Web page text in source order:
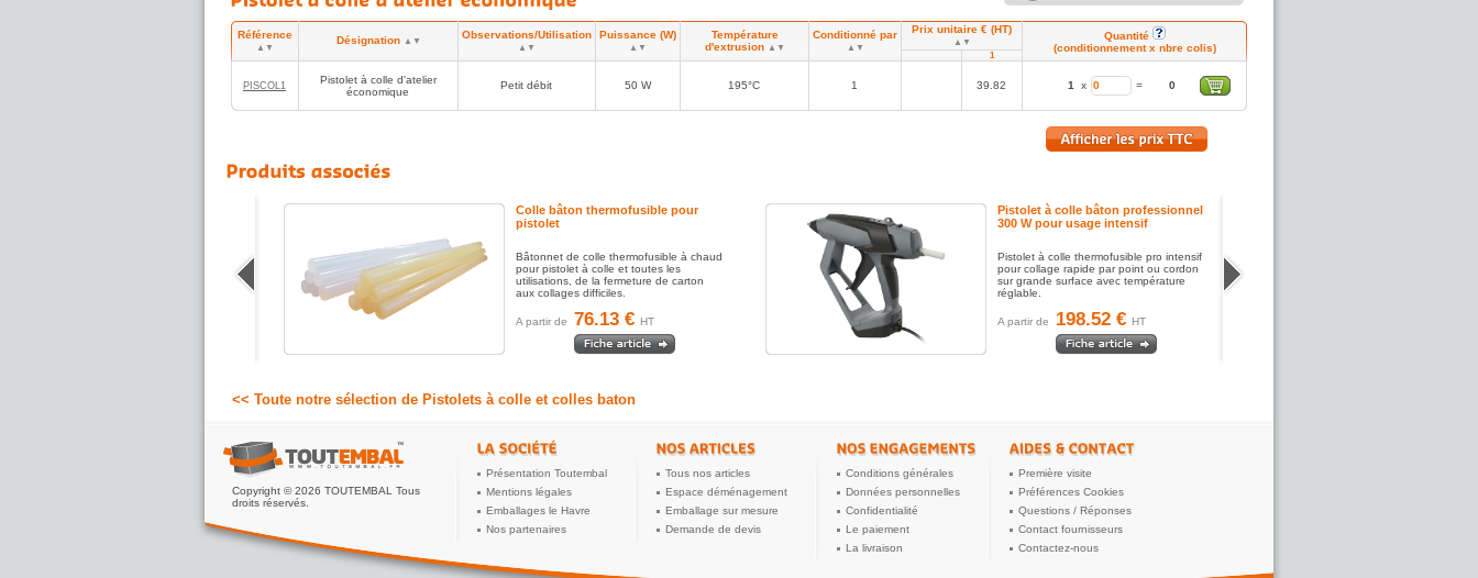
Référence
▲▼
Désignation ▲▼
Observations/Utilisation
▲▼
Puissance (W)
▲▼
Température
d'extrusion ▲▼
Conditionné par
▲▼
Prix unitaire € (HT)
▲▼
Quantité
(conditionnement x nbre colis)
1
PISCOL1
Pistolet à colle d'atelier
économique
Petit débit 50 W 195°C 1 39.82 1 x = 0
facile, précis et rapide sur tous supports.
Colle bâton thermofusible pour
pistolet
Bâtonnet de colle thermofusible à chaud
pour pistolet à colle et toutes les
utilisations, de la fermeture de carton
aux collages difficiles.
A partir de 76.13 € HT
Pistolet à colle bâton professionnel
300 W pour usage intensif
Pistolet à colle thermofusible pro intensif
pour collage rapide par point ou cordon
sur grande surface avec température
réglable.
A partir de 198.52 € HT
<< Toute notre sélection de Pistolets à colle et colles baton
Copyright © 2026 TOUTEMBAL Tous
droits réservés.
Présentation Toutembal
Mentions légales
Emballages le Havre
Nos partenaires
Tous nos articles
Espace déménagement
Emballage sur mesure
Demande de devis
Conditions générales
Données personnelles
Confidentialité
Le paiement
La livraison
Première visite
Préférences Cookies
Questions / Réponses
Contact fournisseurs
Contactez-nous